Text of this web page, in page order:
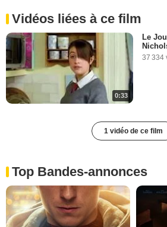
Vidéos liées à ce film
0:33
Le
37 334
1 vidéo de ce film
Top Bandes-annonces